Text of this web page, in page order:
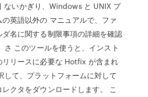
ないかぎり、Windows と UNIX プ
英語以外の マニュアルで、ファ
名に関する制限事項の詳細を確認
さ このツールを使うと、インスト
リリースに必要な Hotfix が含まれ
して、プラットフォームに対して
クタをダウンロードします。 こ